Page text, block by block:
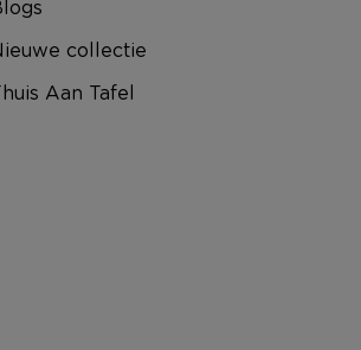
collectie
Aan Tafel